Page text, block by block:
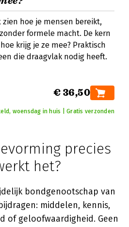
hoe je mensen bereikt,
formele macht. De kern
krijg je ze mee? Praktisch
die draagvlak nodig heeft.
€ 36,50
woensdag in huis | Gratis verzonden
precies
het?
bondgenootschap van
middelen, kennis,
of geloofwaardigheid. Geen